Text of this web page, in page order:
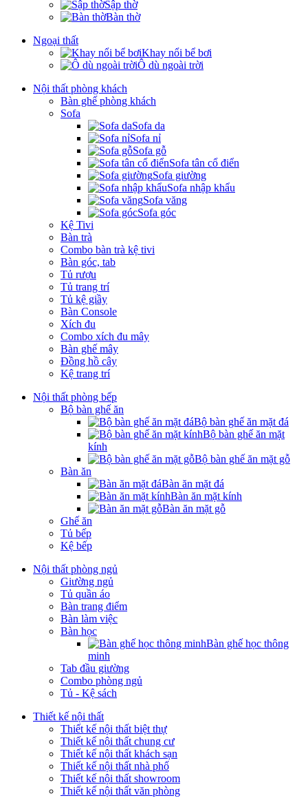
Sập thờ
Bàn thờ
Ngoại thất
Khay nổi bể bơi
Ô dù ngoài trời
Nội thất phòng khách
Bàn ghế phòng khách
Sofa
Sofa da
Sofa nỉ
Sofa gỗ
Sofa tân cổ điển
Sofa giường
Sofa nhập khẩu
Sofa văng
Sofa góc
Kệ Tivi
Bàn trà
Combo bàn trà kệ tivi
Bàn góc, tab
Tủ rượu
Tủ trang trí
Tủ kệ giầy
Bàn Console
Xích đu
Combo xích đu mây
Bàn ghế mây
Đồng hồ cây
Kệ trang trí
Nội thất phòng bếp
Bộ bàn ghế ăn
Bộ bàn ghế ăn mặt đá
Bộ bàn ghế ăn mặt
kính
Bộ bàn ghế ăn mặt gỗ
Bàn ăn
Bàn ăn mặt đá
Bàn ăn mặt kính
Bàn ăn mặt gỗ
Ghế ăn
Tủ bếp
Kệ bếp
Nội thất phòng ngủ
Giường ngủ
Tủ quần áo
Bàn trang điểm
Bàn làm việc
Bàn học
Bàn ghế học thông
minh
Tab đầu giường
Combo phòng ngủ
Tủ - Kệ sách
Thiết kế nội thất
Thiết kế nội thất biệt thự
Thiết kế nội thất chung cư
Thiết kế nội thất khách sạn
Thiết kế nội thất nhà phố
Thiết kế nội thất showroom
Thiết kế nội thất văn phòng